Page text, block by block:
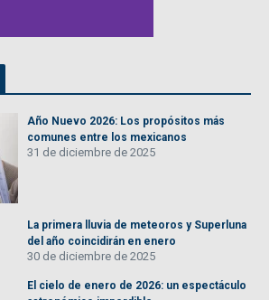
Año Nuevo 2026: Los propósitos más
comunes entre los mexicanos
31 de diciembre de 2025
La primera lluvia de meteoros y Superluna
del año coincidirán en enero
30 de diciembre de 2025
El cielo de enero de 2026: un espectáculo